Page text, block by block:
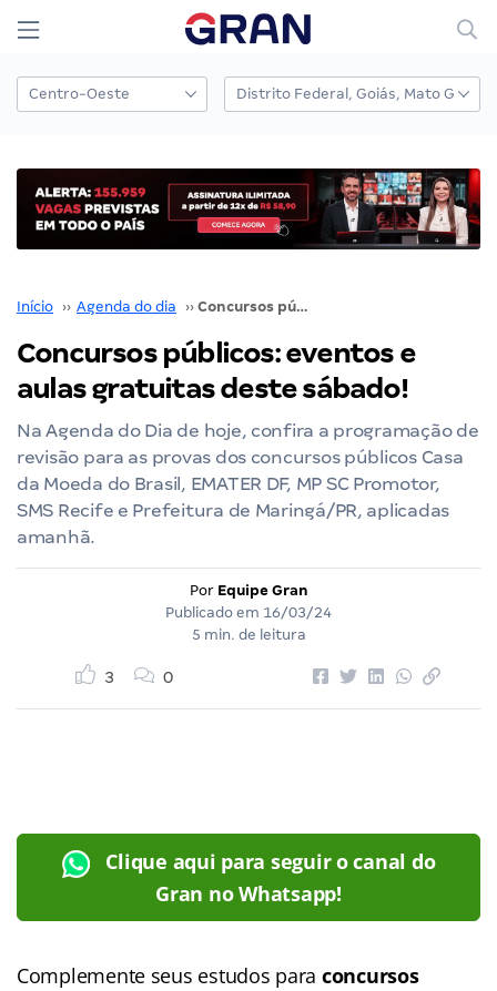
Início ›› Agenda do dia ›› Concursos públicos: eventos e aulas gratuitas deste sábado!
Concursos públicos: eventos e
aulas gratuitas deste sábado!
Na Agenda do Dia de hoje, confira a programação de
revisão para as provas dos concursos públicos Casa
da Moeda do Brasil, EMATER DF, MP SC Promotor,
SMS Recife e Prefeitura de Maringá/PR, aplicadas
amanhã.
Por Equipe Gran
Publicado em 16/03/24
5 min. de leitura
3 0
Clique aqui para seguir o canal do
Gran no Whatsapp!
Complemente seus estudos para concursos